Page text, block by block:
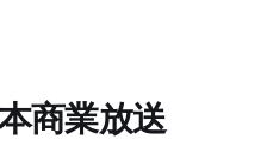
ICOCA、PASMO等全國交
信用卡等感應支付來取代。這
商業放送